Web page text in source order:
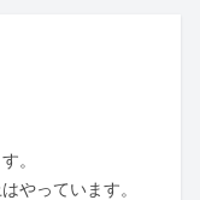
。
やっています。